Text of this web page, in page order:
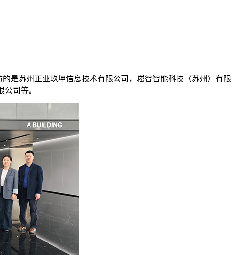
是苏州正业玖坤信息技术有限公司，崧智智能科技（苏州）有限
司等。